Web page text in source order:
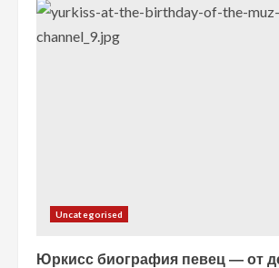
н
Uncategorised
Юркисс биография певец — от